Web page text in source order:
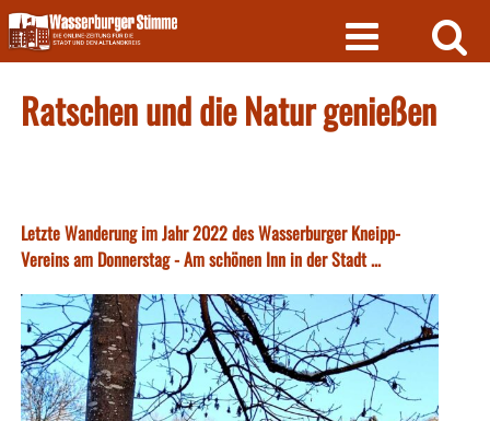
Skip
to
content
Ratschen und die Natur genießen
Letzte Wanderung im Jahr 2022 des Wasserburger Kneipp-
Vereins am Donnerstag - Am schönen Inn in der Stadt ...